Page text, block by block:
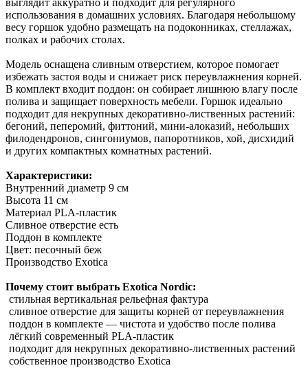
использования в домашних условиях. Благодаря небольшому
весу горшок удобно размещать на подоконниках, стеллажах,
полках и рабочих столах.
Модель оснащена сливным отверстием, которое помогает
избежать застоя воды и снижает риск переувлажнения корней.
В комплект входит поддон: он собирает лишнюю влагу после
полива и защищает поверхность мебели. Горшок идеально
подходит для некрупных декоративно-лиственных растений:
бегоний, пеперомий, фиттоний, мини-алоказий, небольших
филодендронов, сингониумов, папоротников, хой, дисхидий
и других компактных комнатных растений.
Характеристики:
Внутренний диаметр 9 см
Высота 11 см
Материал PLA-пластик
Сливное отверстие есть
Поддон в комплекте
Цвет: песочный беж
Производство Exotica
Почему стоит выбрать Exotica Nordic:
стильная вертикальная рельефная фактура
сливное отверстие для защиты корней от переувлажнения
поддон в комплекте — чистота и удобство после полива
лёгкий современный PLA-пластик
подходит для некрупных декоративно-лиственных растений
собственное производство Exotica